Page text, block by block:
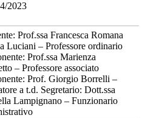
2023
Prof.ssa Francesca Romana
Luciani – Professore ordinario
Prof.ssa Marienza
– Professore associato
Prof. Giorgio Borrelli –
a t.d. Segretario: Dott.ssa
Lampignano – Funzionario